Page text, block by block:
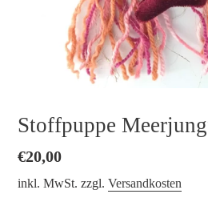
Stoffpuppe
Normaler
Preis
€20,00
inkl. MwSt. zzgl. Versandkosten